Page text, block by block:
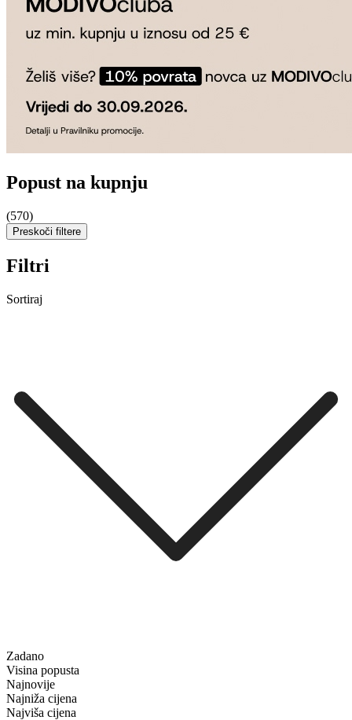
Popust na kupnju
(570)
Preskoči filtere
Filtri
Sortiraj
Zadano
Visina popusta
Najnovije
Najniža cijena
Najviša cijena